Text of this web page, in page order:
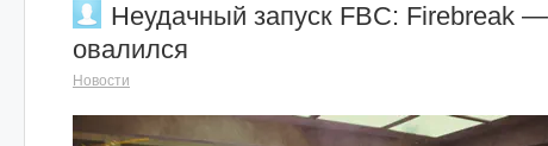
Неудачный запуск FBC: Firebreak
овалился
Новости